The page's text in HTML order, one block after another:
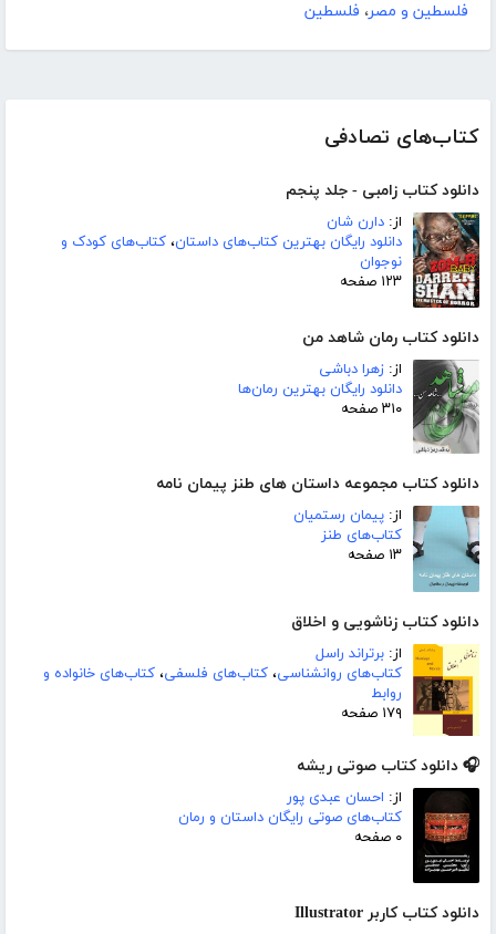
کتاب‌های تصادفی
دانلود کتاب زامبی - جلد پنجم
از: دارن شان
دانلود رایگان بهترین کتاب‌های داستان، کتاب‌های کودک و
نوجوان
۱۲۳ صفحه
دانلود کتاب رمان شاهد من
از: زهرا دباشی
دانلود رایگان بهترین رمان‌ها
۳۱۰ صفحه
دانلود کتاب مجموعه داستان های طنز پیمان نامه
از: پیمان رستمیان
کتاب‌های طنز
۱۳ صفحه
دانلود کتاب زناشویی و اخلاق
از: برتراند راسل
کتاب‌های روانشناسی، کتاب‌های فلسفی، کتاب‌های خانواده و
روابط
۱۷۹ صفحه
🎧 دانلود کتاب صوتی ریشه
از: احسان عبدی پور
کتاب‌های صوتی رایگان داستان و رمان
۰ صفحه
دانلود کتاب کاربر Illustrator
فلسطین و مصر، فلسطین